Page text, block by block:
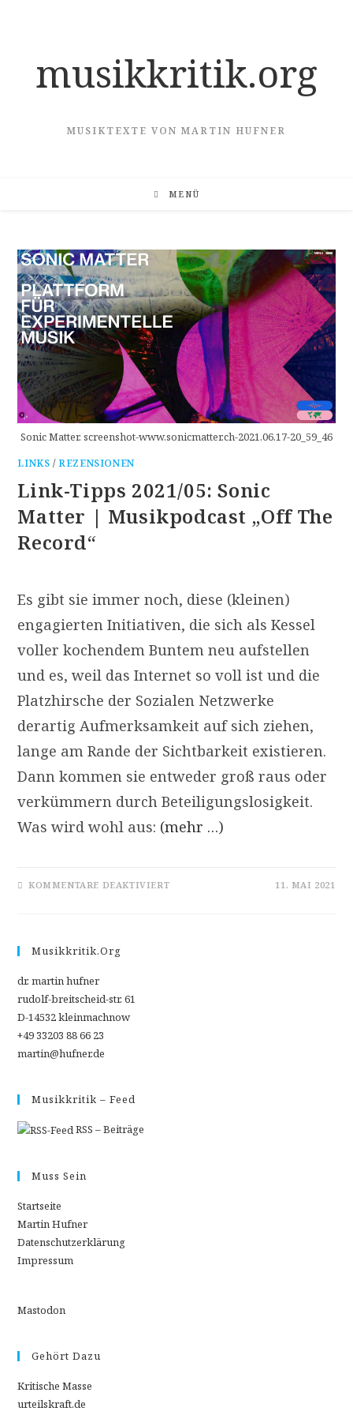
musikkritik.org
MUSIKTEXTE VON MARTIN HUFNER
MENÜ
Sonic Matter. screenshot-www.sonicmatter.ch-2021.06.17-20_59_46
LINKS / REZENSIONEN
Link-Tipps 2021/05: Sonic
Matter | Musikpodcast „Off The
Record“
Es gibt sie immer noch, diese (kleinen)
engagierten Initiativen, die sich als Kessel
voller kochendem Buntem neu aufstellen
und es, weil das Internet so voll ist und die
Platzhirsche der Sozialen Netzwerke
derartig Aufmerksamkeit auf sich ziehen,
lange am Rande der Sichtbarkeit existieren.
Dann kommen sie entweder groß raus oder
verkümmern durch Beteiligungslosigkeit.
Was wird wohl aus: (mehr …)
KOMMENTARE DEAKTIVIERTFÜR 11. MAI 2021
Musikkritik.org
dr. martin hufner
rudolf-breitscheid-str. 61
D-14532 kleinmachnow
+49 33203 88 66 23
martin@hufner.de
Musikkritik – Feed
RSS – Beiträge
Muss Sein
Startseite
Martin Hufner
Datenschutzerklärung
Impressum
Mastodon
Gehört Dazu
Kritische Masse
urteilskraft.de